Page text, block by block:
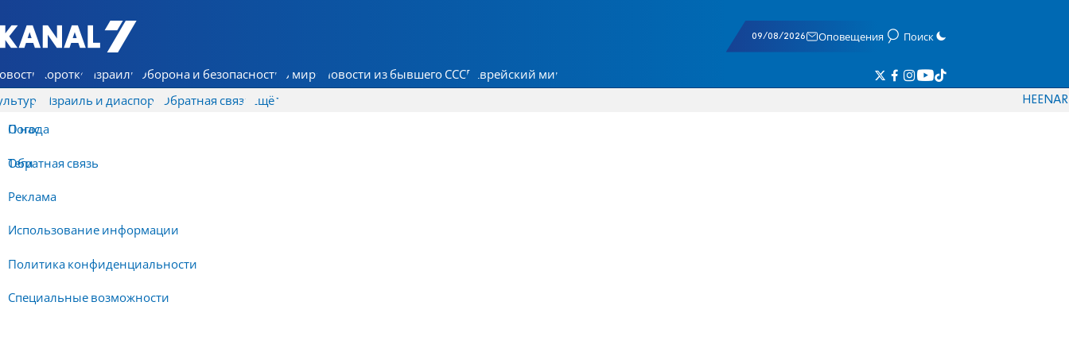
7 КАНАЛ - Аруц Шева
09/08/2026 Оповещения Поиск
Коротко Израиль Оборона и безопасность В мире Новости из бывшего СССР Еврейский мир
Израиль и диаспора Обратная связь
О нас
Обратная связь
Реклама
Использование информации
Политика конфиденциальности
Специальные возможности
Ещё
Погода
Теги
HEENAR